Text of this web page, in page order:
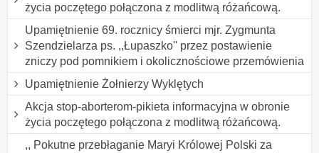
życia poczętego połączona z modlitwą różańcową.
Upamiętnienie 69. rocznicy śmierci mjr. Zygmunta
Szendzielarza ps. ,,Łupaszko'' przez postawienie
zniczy pod pomnikiem i okolicznościowe przemówienia
Upamiętnienie Żołnierzy Wyklętych
Akcja stop-aborterom-pikieta informacyjna w obronie
życia poczętego połączona z modlitwą różańcową.
,, Pokutne przebłaganie Maryi Królowej Polski za